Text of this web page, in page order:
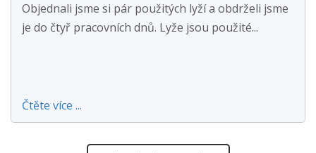
Objednali jsme si pár použitých lyží a obdrželi jsme
je do čtyř pracovních dnů. Lyže jsou použité...
Čtěte více ...